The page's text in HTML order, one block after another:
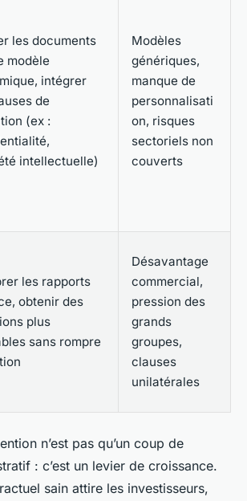
les documents
modèle
intégrer
de
(ex :
intellectuelle)
Modèles
génériques,
manque de
personnalisati
on, risques
sectoriels non
couverts
les rapports
obtenir des
plus
sans rompre
Désavantage
commercial,
pression des
grands
groupes,
clauses
unilatérales
n’est pas qu’un coup de
: c’est un levier de croissance.
sain attire les investisseurs,